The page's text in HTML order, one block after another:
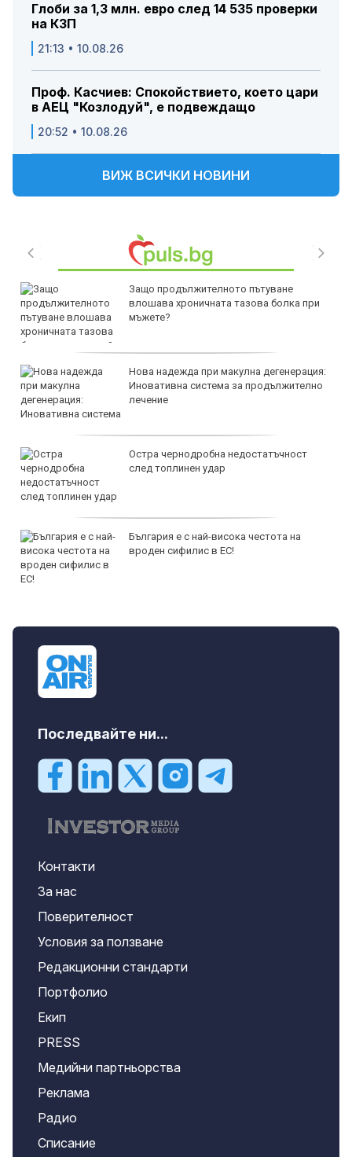
Глоби за 1,3 млн. евро след 14 535 проверки
на КЗП
21:13 • 10.08.26
Проф. Касчиев: Спокойствието, което цари
в АЕЦ "Козлодуй", е подвеждащо
20:52 • 10.08.26
ВИЖ ВСИЧКИ НОВИНИ
Защо продължителното пътуване
влошава хроничната тазова болка при
мъжете?
Нова надежда при макулна дегенерация:
Иновативна система за продължително
лечение
Остра чернодробна недостатъчност
след топлинен удар
България е с най-висока честота на
вроден сифилис в ЕС!
Последвайте ни...
Контакти
За нас
Поверителност
Условия за ползване
Редакционни стандарти
Портфолио
Екип
PRESS
Медийни партньорства
Реклама
Радио
Списание